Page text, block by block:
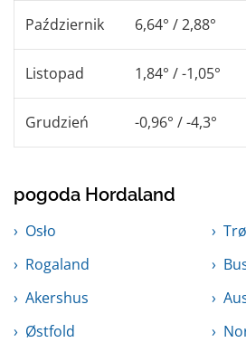
Październik 6,64° / 2,88°
Listopad 1,84° / -1,05°
Grudzień -0,96° / -4,3°
pogoda Hordaland
Osło
Rogaland
Akershus
Østfold